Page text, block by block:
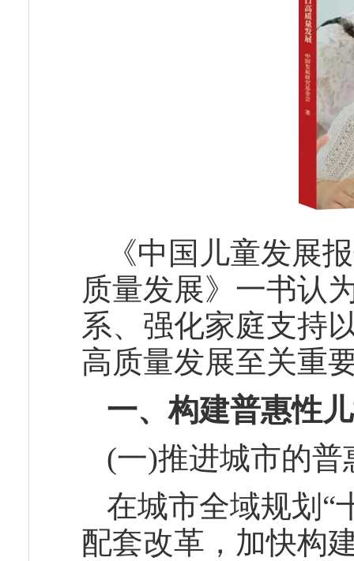
《中国儿童发展
质量发展》一书认
系、强化家庭支持
高质量发展至关重
一、构建普惠性
(一)推进城市的
在城市全域规划“
配套改革，加快构